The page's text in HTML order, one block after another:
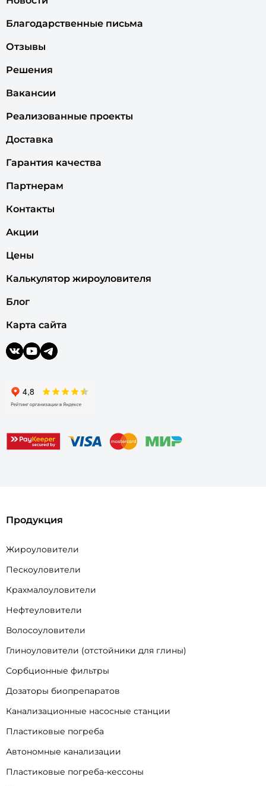
Благодарственные письма
Отзывы
Решения
Вакансии
Реализованные проекты
Доставка
Гарантия качества
Партнерам
Контакты
Акции
Цены
Калькулятор жироуловителя
Блог
Карта сайта
Продукция
Жироуловители
Пескоуловители
Крахмалоуловители
Нефтеуловители
Волосоуловители
Глиноуловители (отстойники для глины)
Сорбционные фильтры
Дозаторы биопрепаратов
Канализационные насосные станции
Пластиковые погреба
Автономные канализации
Пластиковые погреба-кессоны